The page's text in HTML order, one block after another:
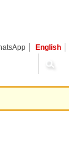
English